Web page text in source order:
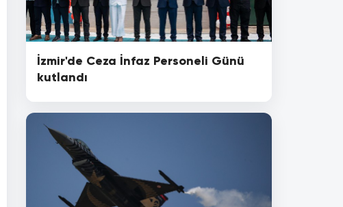
İzmir'de Ceza İnfaz Personeli Günü
kutlandı